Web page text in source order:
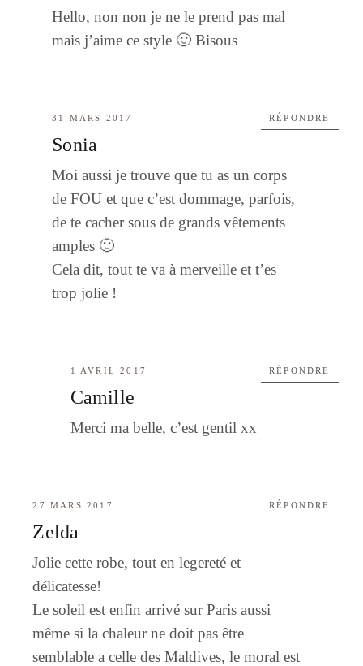
Hello, non non je ne le prend pas mal
mais j’aime ce style 🙂 Bisous
31 MARS 2017
Sonia
Moi aussi je trouve que tu as un corps
de FOU et que c’est dommage, parfois,
de te cacher sous de grands vêtements
amples 🙂
Cela dit, tout te va à merveille et t’es
trop jolie !
RÉPONDRE
1 AVRIL 2017
Camille
Merci ma belle, c’est gentil xx
RÉPONDRE
27 MARS 2017
Zelda
Jolie cette robe, tout en legereté et
délicatesse!
Le soleil est enfin arrivé sur Paris aussi
même si la chaleur ne doit pas être
semblable a celle des Maldives, le moral est
RÉPONDRE